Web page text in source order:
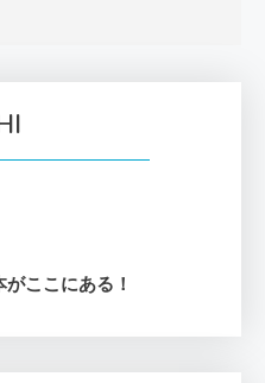
ここにある！